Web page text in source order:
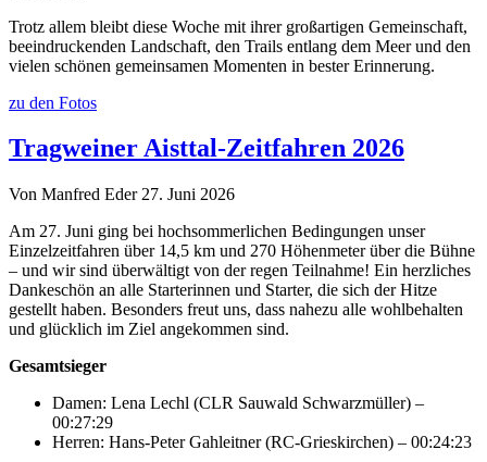
Trotz allem bleibt diese Woche mit ihrer großartigen Gemeinschaft,
beeindruckenden Landschaft, den Trails entlang dem Meer und den
vielen schönen gemeinsamen Momenten in bester Erinnerung.
zu den Fotos
Tragweiner Aisttal-Zeitfahren 2026
Von Manfred Eder 27. Juni 2026
Am 27. Juni ging bei hochsommerlichen Bedingungen unser
Einzelzeitfahren über 14,5 km und 270 Höhenmeter über die Bühne
– und wir sind überwältigt von der regen Teilnahme! Ein herzliches
Dankeschön an alle Starterinnen und Starter, die sich der Hitze
gestellt haben. Besonders freut uns, dass nahezu alle wohlbehalten
und glücklich im Ziel angekommen sind.
Gesamtsieger
Damen: Lena Lechl (CLR Sauwald Schwarzmüller) –
00:27:29
Herren: Hans-Peter Gahleitner (RC-Grieskirchen) – 00:24:23